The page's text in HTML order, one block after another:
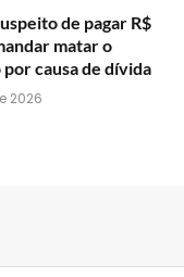
de pagar R$
matar o
causa de dívida
2026